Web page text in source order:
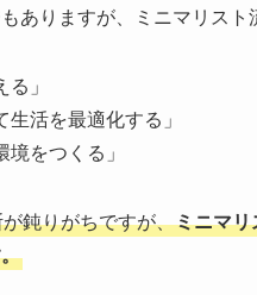
ありますが、ミニマリスト
」
活を最適化する」
をつくる」
鈍りがちですが、ミニマ